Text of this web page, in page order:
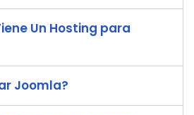
Un Hosting para
Joomla?